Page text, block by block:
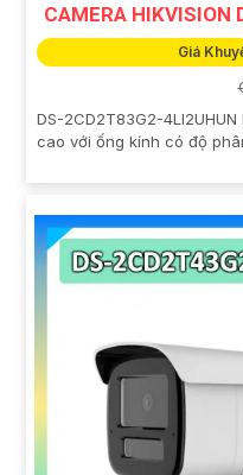
CAMERA
Giá
DS-2CD2T83G2-
cao với ống kính có độ